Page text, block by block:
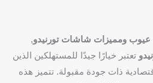
عيوب ومميزات شاشات تورنيدو,
تعتبر خيارًا جيدًا للمستهلكين الذين
ذات جودة مقبولة. تتميز هذه